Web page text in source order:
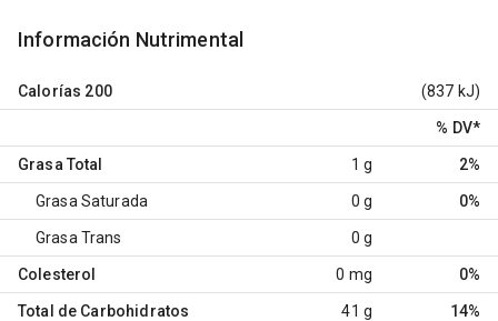
Información Nutrimental
Calorías 200 (837 kJ)
% DV*
Grasa Total 1 g 2%
Grasa Saturada 0 g 0%
Grasa Trans 0 g
Colesterol 0 mg 0%
Total de Carbohidratos 41 g 14%